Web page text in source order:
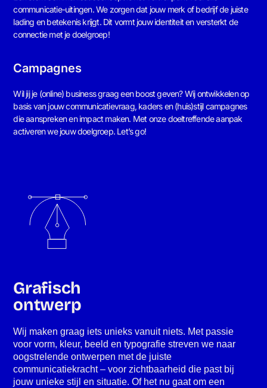
communicatie-uitingen. We zorgen dat jouw merk of bedrijf de juiste
lading en betekenis krijgt. Dit vormt jouw identiteit en versterkt de
connectie met je doelgroep!
Campagnes
Wil jij je (online) business graag een boost geven? Wij ontwikkelen op
basis van jouw communicatievraag, kaders en (huis)stijl campagnes
die aanspreken en impact maken. Met onze doeltreffende aanpak
activeren we jouw doelgroep. Let’s go!
Grafisch
ontwerp
Wij maken graag iets unieks vanuit niets. Met passie
voor vorm, kleur, beeld en typografie streven we naar
oogstrelende ontwerpen met de juiste
communicatiekracht – voor zichtbaarheid die past bij
jouw unieke stijl en situatie. Of het nu gaat om een